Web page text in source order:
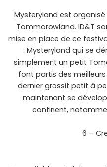
Mysteryland est
Tommorowland. ID&T
mise en place de ce
: Mysteryland qui se
simplement un petit
font partis des
dernier grossit petit à
maintenant se
continent,
6 –